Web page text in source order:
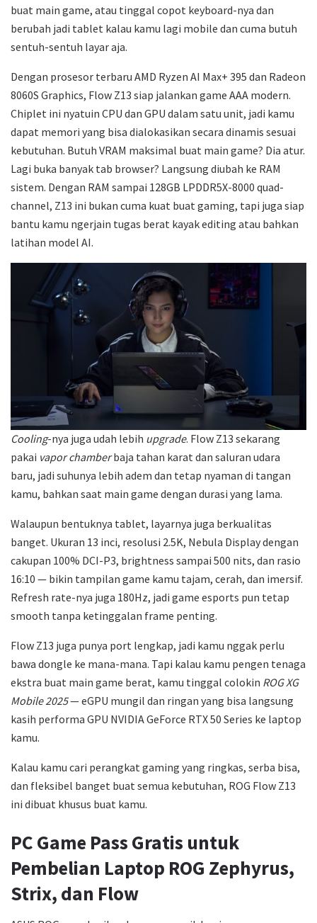
buat main game, atau tinggal copot keyboard-nya dan
berubah jadi tablet kalau kamu lagi mobile dan cuma butuh
sentuh-sentuh layar aja.
Dengan prosesor terbaru AMD Ryzen AI Max+ 395 dan Radeon
8060S Graphics, Flow Z13 siap jalankan game AAA modern.
Chiplet ini nyatuin CPU dan GPU dalam satu unit, jadi kamu
dapat memori yang bisa dialokasikan secara dinamis sesuai
kebutuhan. Butuh VRAM maksimal buat main game? Dia atur.
Lagi buka banyak tab browser? Langsung diubah ke RAM
sistem. Dengan RAM sampai 128GB LPDDR5X-8000 quad-
channel, Z13 ini bukan cuma kuat buat gaming, tapi juga siap
bantu kamu ngerjain tugas berat kayak editing atau bahkan
latihan model AI.
Cooling-nya juga udah lebih upgrade. Flow Z13 sekarang
pakai vapor chamberbaja tahan karat dan saluran udara
baru, jadi suhunya lebih adem dan tetap nyaman di tangan
kamu, bahkan saat main game dengan durasi yang lama.
Walaupun bentuknya tablet, layarnya juga berkualitas
banget. Ukuran 13 inci, resolusi 2.5K, Nebula Display dengan
cakupan 100% DCI-P3, brightness sampai 500 nits, dan rasio
16:10 — bikin tampilan game kamu tajam, cerah, dan imersif.
Refresh rate-nya juga 180Hz, jadi game esports pun tetap
smooth tanpa ketinggalan frame penting.
Flow Z13 juga punya port lengkap, jadi kamu nggak perlu
bawa dongle ke mana-mana. Tapi kalau kamu pengen tenaga
ekstra buat main game berat, kamu tinggal colokin ROG XG
Mobile 2025— eGPU mungil dan ringan yang bisa langsung
kasih performa GPU NVIDIA GeForce RTX 50 Series ke laptop
kamu.
Kalau kamu cari perangkat gaming yang ringkas, serba bisa,
dan fleksibel banget buat semua kebutuhan, ROG Flow Z13
ini dibuat khusus buat kamu.
PC Game Pass Gratis untuk
Pembelian Laptop ROG Zephyrus,
Strix, dan Flow